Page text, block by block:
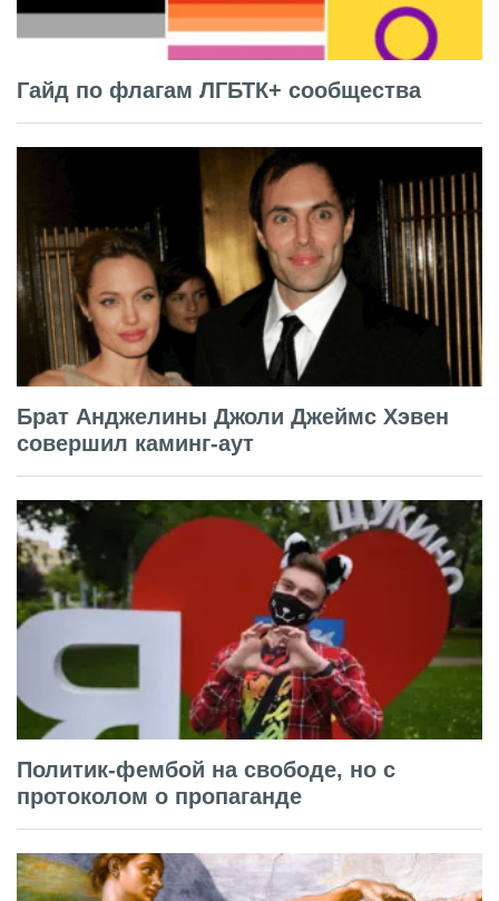
Гайд по флагам ЛГБТК+ сообщества
Брат Анджелины Джоли Джеймс Хэвен
совершил каминг-аут
Политик-фембой на свободе, но с
протоколом о пропаганде